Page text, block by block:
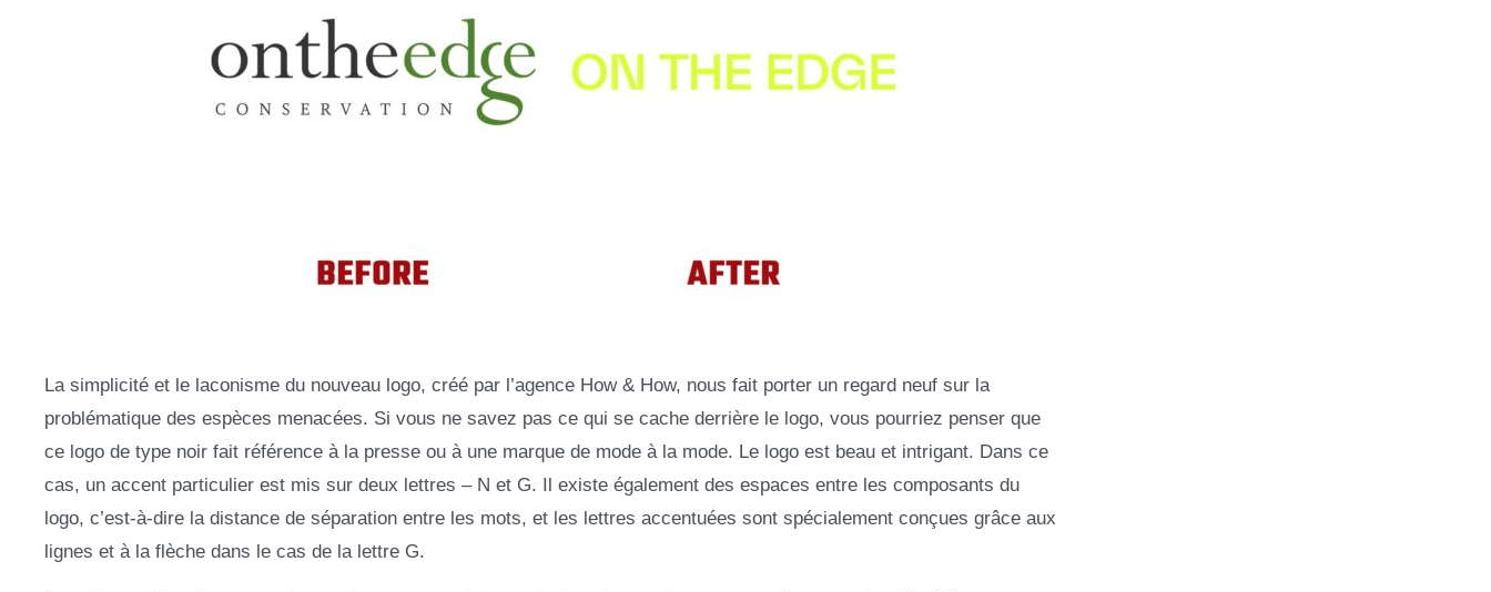
La simplicité et le laconisme du nouveau logo, créé par l’agence How & How, nous fait porter un regard neuf sur la
problématique des espèces menacées. Si vous ne savez pas ce qui se cache derrière le logo, vous pourriez penser que
ce logo de type noir fait référence à la presse ou à une marque de mode à la mode. Le logo est beau et intrigant. Dans ce
cas, un accent particulier est mis sur deux lettres – N et G. Il existe également des espaces entre les composants du
logo, c’est-à-dire la distance de séparation entre les mots, et les lettres accentuées sont spécialement conçues grâce aux
lignes et à la flèche dans le cas de la lettre G.